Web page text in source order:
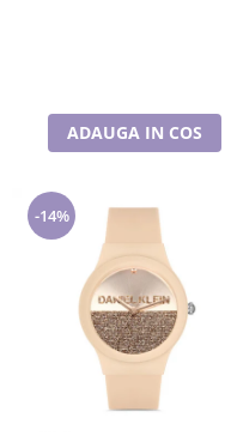
ADAUGA IN COS
-14%